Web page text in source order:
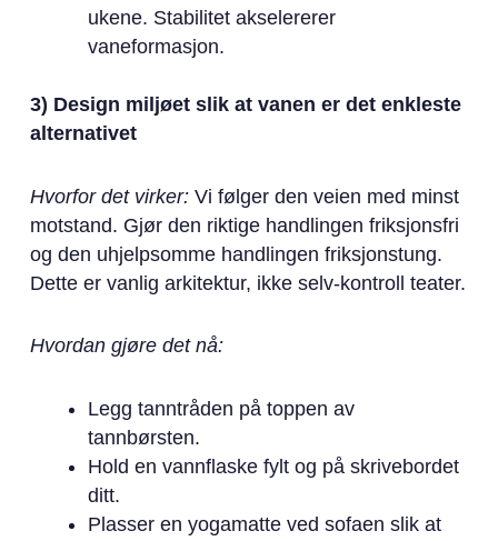
ukene. Stabilitet akselererer
vaneformasjon.
3) Design miljøet slik at vanen er det enkleste
alternativet
Hvorfor det virker:Vi følger den veien med minst
motstand. Gjør den riktige handlingen friksjonsfri
og den uhjelpsomme handlingen friksjonstung.
Dette er vanlig arkitektur, ikke selv-kontroll teater.
Hvordan gjøre det nå:
Legg tanntråden på toppen av
tannbørsten.
Hold en vannflaske fylt og på skrivebordet
ditt.
Plasser en yogamatte ved sofaen slik at